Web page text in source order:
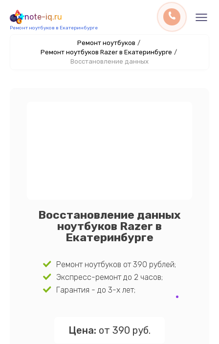
note-iq.ru
Ремонт ноутбуков в Екатеринбурге
Ремонт ноутбуков /
Ремонт ноутбуков Razer в Екатеринбурге /
Восстановление данных
Восстановление данных
ноутбуков Razer в
Екатеринбурге
Ремонт ноутбуков от 390 рублей;
Экспресс-ремонт до 2 часов;
Гарантия - до 3-х лет;
Цена: от 390 руб.